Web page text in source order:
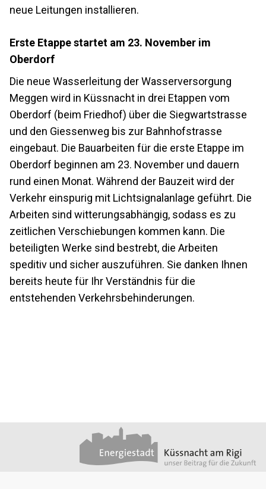
neue Leitungen installieren.
Erste Etappe startet am 23. November im
Oberdorf
Die neue Wasserleitung der Wasserversorgung
Meggen wird in Küssnacht in drei Etappen vom
Oberdorf (beim Friedhof) über die Siegwartstrasse
und den Giessenweg bis zur Bahnhofstrasse
eingebaut. Die Bauarbeiten für die erste Etappe im
Oberdorf beginnen am 23. November und dauern
rund einen Monat. Während der Bauzeit wird der
Verkehr einspurig mit Lichtsignalanlage geführt. Die
Arbeiten sind witterungsabhängig, sodass es zu
zeitlichen Verschiebungen kommen kann. Die
beteiligten Werke sind bestrebt, die Arbeiten
speditiv und sicher auszuführen. Sie danken Ihnen
bereits heute für Ihr Verständnis für die
entstehenden Verkehrsbehinderungen.